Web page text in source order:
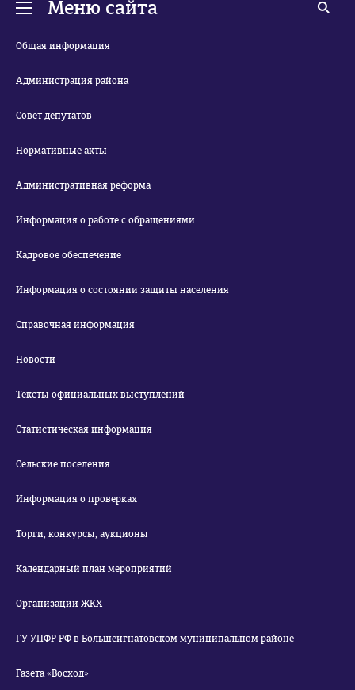
Меню сайта
Общая информация
Администрация района
Совет депутатов
Нормативные акты
Административная реформа
Информация о работе с обращениями
Кадровое обеспечение
Информация о состоянии защиты населения
Справочная информация
Новости
Тексты официальных выступлений
Статистическая информация
Сельские поселения
Информация о проверках
Торги, конкурсы, аукционы
Календарный план мероприятий
Организации ЖКХ
ГУ УПФР РФ в Большеигнатовском муниципальном районе
Газета «Восход»